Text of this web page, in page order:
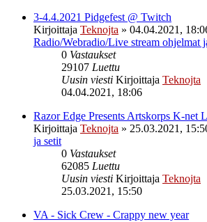
3-4.4.2021 Pidgefest @ Twitch
Kirjoittaja Teknojta » 04.04.2021,
Radio/Webradio/Live stream ohjelmat
0 Vastaukset
29107 Luettu
Uusin viesti Kirjoittaja Teknojta
04.04.2021, 18:06
Razor Edge Presents Artskorps K-net
Kirjoittaja Teknojta » 25.03.2021,
ja setit
0 Vastaukset
62085 Luettu
Uusin viesti Kirjoittaja Teknojta
25.03.2021, 15:50
VA - Sick Crew - Crappy new year